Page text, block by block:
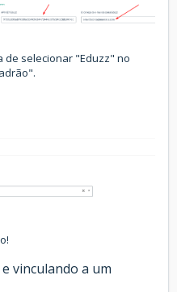
de selecionar "Eduzz" no
vinculando a um